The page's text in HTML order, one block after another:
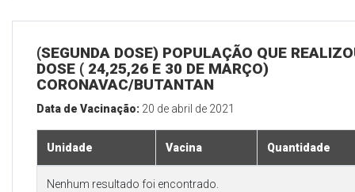
(SEGUNDA DOSE) POPULAÇÃO QUE
DOSE ( 24,25,26 E 30 DE MARÇO)
CORONAVAC/BUTANTAN
Data de Vacinação: 20 de abril de 2021
Unidade Vacina Quantidade
Nenhum resultado foi encontrado.